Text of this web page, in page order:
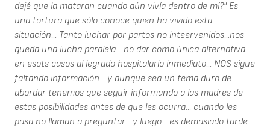
dejé que la mataran cuando aún vivía dentro de mí?" Es
una tortura que sólo conoce quien ha vivido esta
situación... Tanto luchar por partos no inteervenidos...nos
queda una lucha paralela... no dar como única alternativa
en esots casos al legrado hospitalario inmediato... NOS sigue
faltando información... y aunque sea un tema duro de
abordar tenemos que seguir informando a las madres de
estas posibilidades antes de que les ocurra... cuando les
pasa no llaman a preguntar... y luego... es demasiado tarde...